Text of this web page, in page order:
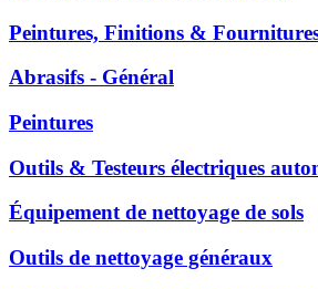
Peintures, Finitions &
Abrasifs - Général
Peintures
Outils & Testeurs électriques
Équipement de nettoyage de sols
Outils de nettoyage généraux